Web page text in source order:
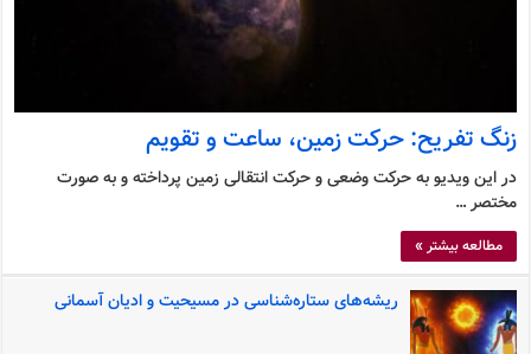
زنگ تفریح: حرکت زمین، ساعت و تقویم
در این ویدیو به حرکت وضعی و حرکت انتقالی زمین پرداخته و به صورت
مختصر …
مطالعه بیشتر »
ریشه‌های ستاره‌شناسی در مسیحیت و ادیان آسمانی